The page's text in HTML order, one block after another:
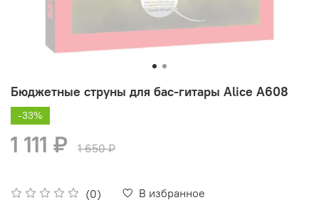
Бюджетные струны для бас-гитары Alice A608
(0) В избранное
-33%
1 111 ₽ 1 650 ₽